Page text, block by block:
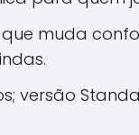
muda
versão